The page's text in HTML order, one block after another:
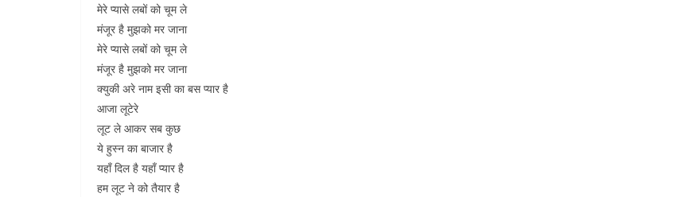
मेरे प्यासे लबों को चूम ले
मंजूर है मुझको मर जाना
मेरे प्यासे लबों को चूम ले
मंजूर है मुझको मर जाना
क्युकी अरे नाम इसी का बस प्यार है
आजा लूटेरे
लूट ले आकर सब कुछ
ये हुस्न का बाजार है
यहाँ दिल है यहाँ प्यार है
हम लूट ने को तैयार है